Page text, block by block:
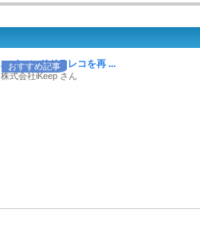
おすすめ記事
ハイエンドドラレコを再 ...
株式会社iKeep さん